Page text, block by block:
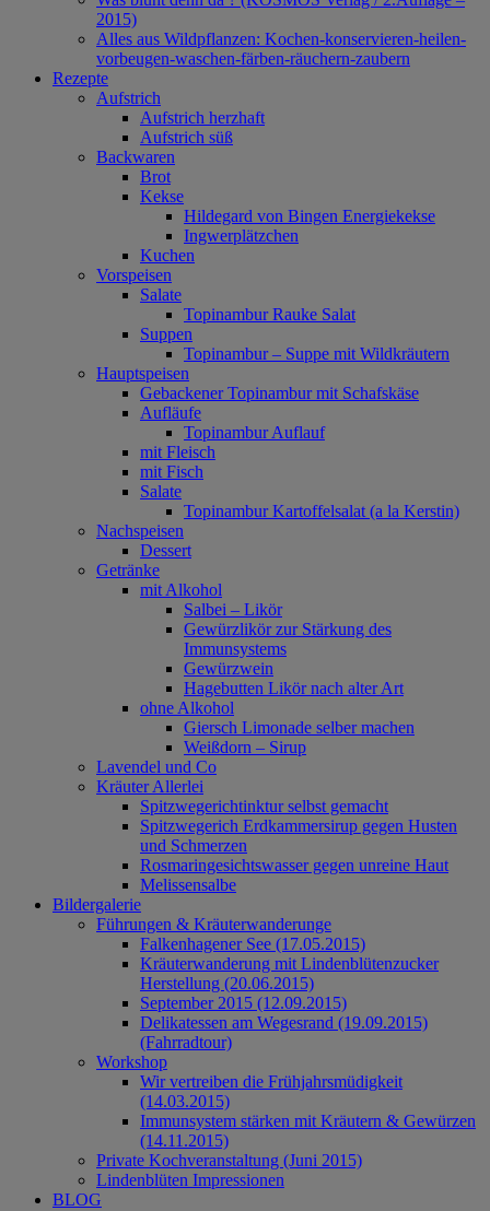
2015)
Alles aus Wildpflanzen: Kochen-konservieren-heilen-
vorbeugen-waschen-färben-räuchern-zaubern
Rezepte
Aufstrich
Aufstrich herzhaft
Aufstrich süß
Backwaren
Brot
Kekse
Hildegard von Bingen Energiekekse
Ingwerplätzchen
Kuchen
Vorspeisen
Salate
Topinambur Rauke Salat
Suppen
Topinambur – Suppe mit Wildkräutern
Hauptspeisen
Gebackener Topinambur mit Schafskäse
Aufläufe
Topinambur Auflauf
mit Fleisch
mit Fisch
Salate
Topinambur Kartoffelsalat (a la Kerstin)
Nachspeisen
Dessert
Getränke
mit Alkohol
Salbei – Likör
Gewürzlikör zur Stärkung des
Immunsystems
Gewürzwein
Hagebutten Likör nach alter Art
ohne Alkohol
Giersch Limonade selber machen
Weißdorn – Sirup
Lavendel und Co
Kräuter Allerlei
Spitzwegerichtinktur selbst gemacht
Spitzwegerich Erdkammersirup gegen Husten
und Schmerzen
Rosmaringesichtswasser gegen unreine Haut
Melissensalbe
Bildergalerie
Führungen & Kräuterwanderunge
Falkenhagener See (17.05.2015)
Kräuterwanderung mit Lindenblütenzucker
Herstellung (20.06.2015)
September 2015 (12.09.2015)
Delikatessen am Wegesrand (19.09.2015)
(Fahrradtour)
Workshop
Wir vertreiben die Frühjahrsmüdigkeit
(14.03.2015)
Immunsystem stärken mit Kräutern & Gewürzen
(14.11.2015)
Private Kochveranstaltung (Juni 2015)
Lindenblüten Impressionen
BLOG